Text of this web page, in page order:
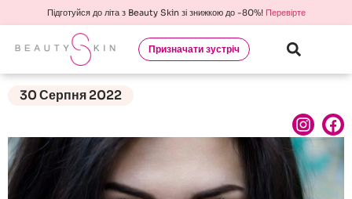
Підготуйся до літа з Beauty Skin зі знижкою до -80%! Перевірте
Призначати зустріч
30 Серпня 2022